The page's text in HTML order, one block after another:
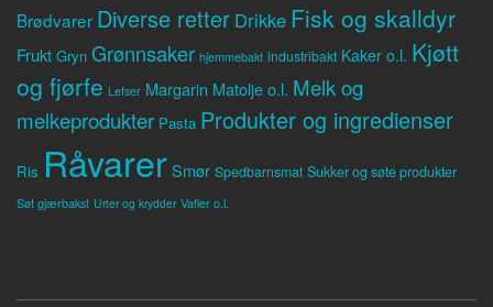
Brødvarer Diverse retter Drikke Fisk og skalldyr
Frukt Gryn Grønnsaker hjemmebakt industribakt Kaker o.l. Kjøtt
og fjørfe Lefser Margarin Matolje o.l. Melk og
melkeprodukter Pasta Produkter og ingredienser
Ris RåvarerSmør Spedbarnsmat Sukker og søte produkter
Søt gjærbakst Urter og krydder Vafler o.l.